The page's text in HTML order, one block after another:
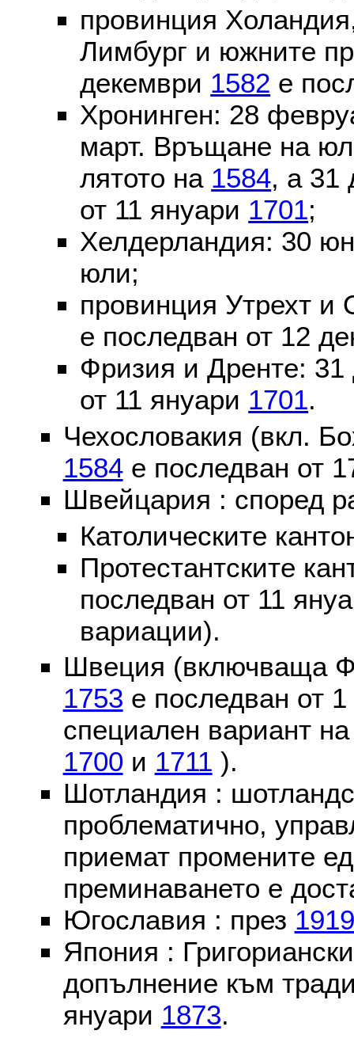
провинция
Лимбург и южните
декември 1582 е
Хронинген: 28
март. Връщане на
лятото на 1584, а 31
от 11 януари 1701;
Хелдерландия: 30
юли;
провинция Утрехт
е последван от 12
Фризия и Дренте:
от 11 януари 1701.
Чехословакия (вкл.
1584е последван от
Швейцария : според
Католическите
Протестантските
последван от 11
вариации).
Швеция (включваща
1753 е последван от
специален вариант
1700 и 1711 ).
Шотландия :
проблематично,
приемат промените
преминаването е
Югославия : през 1919
Япония :
допълнение към
януари 1873.